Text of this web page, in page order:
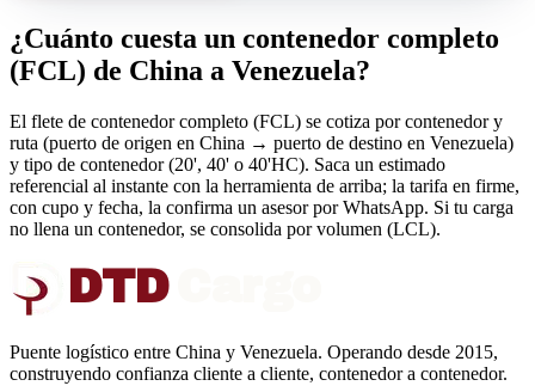
¿Cuánto cuesta un contenedor completo
(FCL) de China a Venezuela?
El flete de contenedor completo (FCL) se cotiza por contenedor y
ruta (puerto de origen en China → puerto de destino en Venezuela)
y tipo de contenedor (20', 40' o 40'HC). Saca un estimado
referencial al instante con la herramienta de arriba; la tarifa en firme,
con cupo y fecha, la confirma un asesor por WhatsApp. Si tu carga
no llena un contenedor, se consolida por volumen (LCL).
DTD
Puente logístico entre China y Venezuela. Operando desde 2015,
construyendo confianza cliente a cliente, contenedor a contenedor.